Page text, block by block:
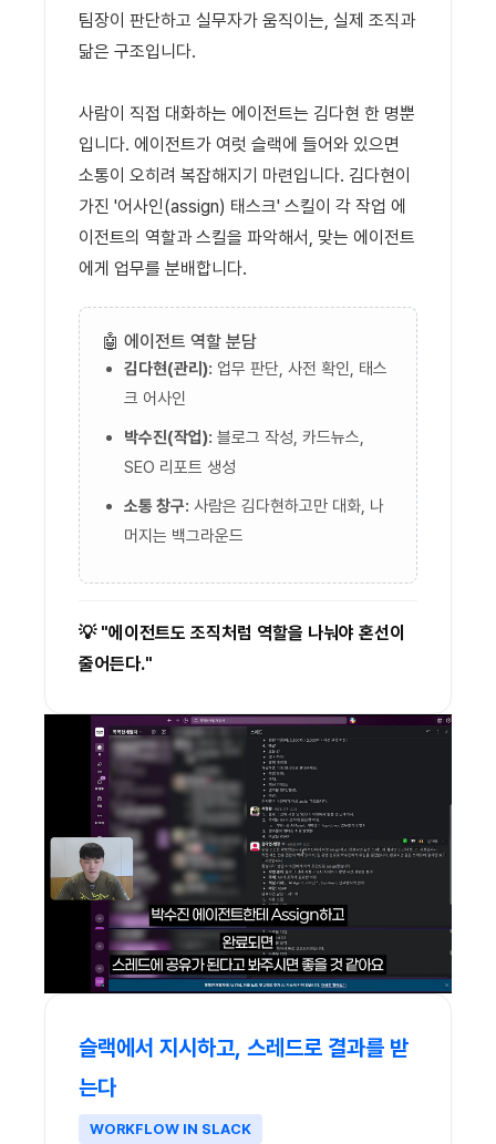
팀장이 판단하고 실무자가 움직이는, 실제 조직과
닮은 구조입니다.
사람이 직접 대화하는 에이전트는 김다현 한 명뿐
입니다. 에이전트가 여럿 슬랙에 들어와 있으면
소통이 오히려 복잡해지기 마련입니다. 김다현이
가진 '어사인(assign) 태스크' 스킬이 각 작업 에
이전트의 역할과 스킬을 파악해서, 맞는 에이전트
에게 업무를 분배합니다.
🤖 에이전트 역할 분담
김다현(관리): 업무 판단, 사전 확인, 태스
크 어사인
박수진(작업): 블로그 작성, 카드뉴스,
SEO 리포트 생성
소통 창구: 사람은 김다현하고만 대화, 나
머지는 백그라운드
💡 "에이전트도 조직처럼 역할을 나눠야 혼선이
줄어든다."
슬랙에서 지시하고, 스레드로 결과를 받
는다
WORKFLOW IN SLACK